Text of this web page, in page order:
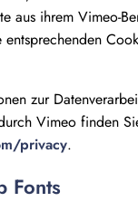
aus ihrem Vimeo-
zur
Vimeo finden
privacy.
Fonts